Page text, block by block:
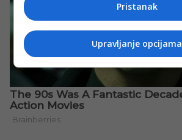
Pristanak
Upravljanje opcijama